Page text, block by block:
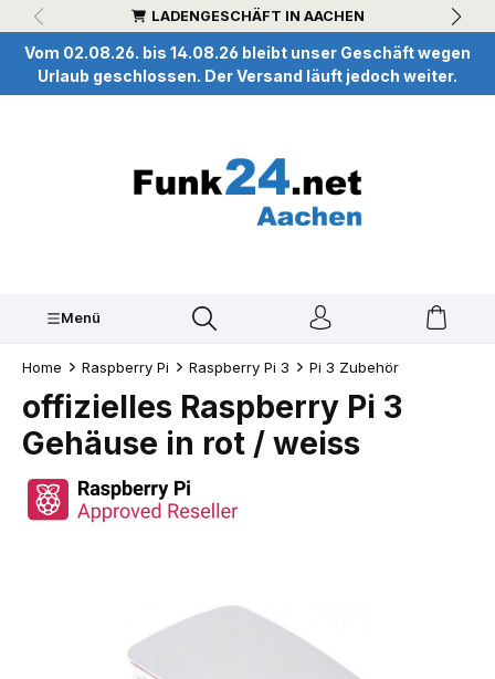
springen LADENGESCHÄFT IN AACHEN
Vom 02.08.26. bis 14.08.26 bleibt unser Geschäft wegen
Urlaub geschlossen. Der Versand läuft jedoch weiter.
Menü
Home Raspberry Pi Raspberry Pi 3 Pi 3 Zubehör
offizielles Raspberry Pi 3
Gehäuse in rot / weiss